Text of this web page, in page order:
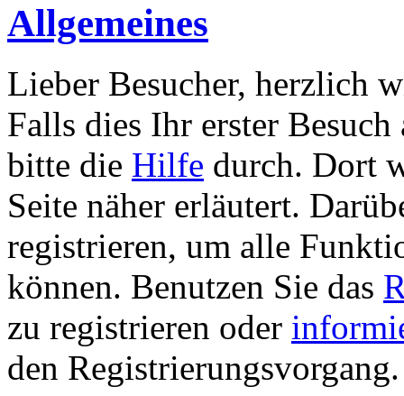
Allgemeines
Lieber Besucher, herzlich
Falls dies Ihr erster
bitte die Hilfe durch. Dort
Seite näher erläutert.
registrieren, um alle
können. Benutzen Sie das
zu registrieren oder
den